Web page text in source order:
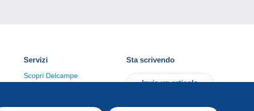
Servizi
Scopri Delcampe
Sta scrivendo
Invia un articolo